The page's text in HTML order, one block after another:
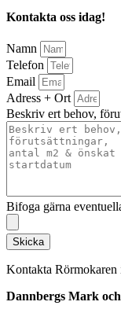
Kontakta oss idag!
Namn
Telefon
Email
Adress + Ort
Beskriv ert behov,
Bifoga gärna
Skicka
Kontakta Rörmokaren
Dannbergs Mark